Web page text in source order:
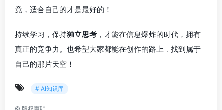
竟，适合自己的才是最好的！
持续学习，保持独立思考 ，才能在信息爆炸的时代，拥有
真正的竞争力。也希望大家都能在创作的路上，找到属于
自己的那片天空！
# AI知识库
© 版权声明